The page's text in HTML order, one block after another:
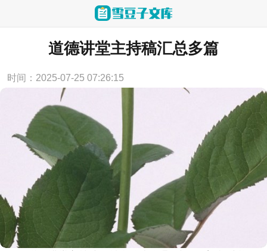
当前位置： 首页 > 讲话致辞
道德讲堂主持稿汇总多篇
时间：2025-07-25 07:26:15